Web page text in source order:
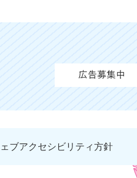
ブアクセシビリティ方針